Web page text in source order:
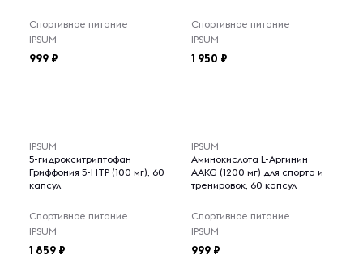
Спортивное питание
IPSUM
999
Спортивное питание
IPSUM
1 950
IPSUM
5-гидрокситриптофан
Гриффония 5-НТР (100 мг), 60
капсул
Спортивное питание
IPSUM
1 859
IPSUM
Аминокислота L-Аргинин
AAKG (1200 мг) для спорта и
тренировок, 60 капсул
Спортивное питание
IPSUM
999